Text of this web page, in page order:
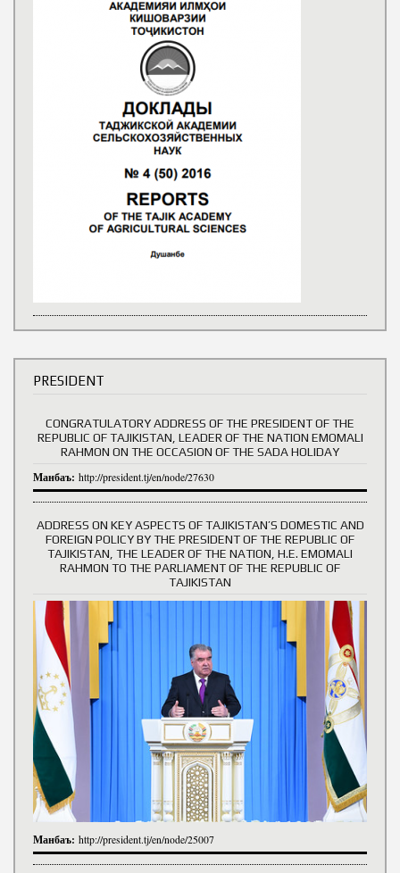
PRESIDENT
CONGRATULATORY ADDRESS OF THE PRESIDENT OF THE
REPUBLIC OF TAJIKISTAN, LEADER OF THE NATION EMOMALI
RAHMON ON THE OCCASION OF THE SADA HOLIDAY
Манбаъ: http://president.tj/en/node/27630
ADDRESS ON KEY ASPECTS OF TAJIKISTAN’S DOMESTIC AND
FOREIGN POLICY BY THE PRESIDENT OF THE REPUBLIC OF
TAJIKISTAN, THE LEADER OF THE NATION, H.E. EMOMALI
RAHMON TO THE PARLIAMENT OF THE REPUBLIC OF
TAJIKISTAN
Манбаъ: http://president.tj/en/node/25007